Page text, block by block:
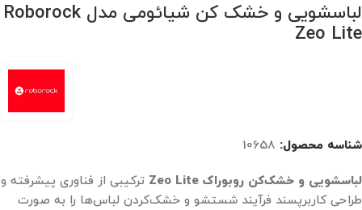
لباسشویی و خشک کن شیائومی مدل Roborock
Zeo Lite
شناسه محصول: 10658
لباسشویی و خشک‌کن روبوراک Zeo Lite
ترکیبی از فناوری پیشرفته و
طراحی کاربرپسند فرآیند شستشو و خشک‌کردن لباس‌ها را به صورت